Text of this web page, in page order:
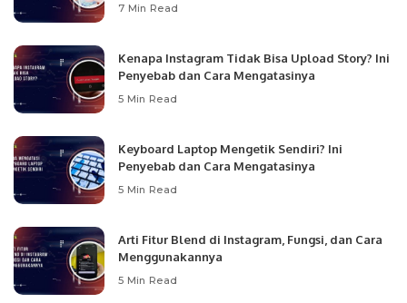
7 Min Read
Kenapa Instagram Tidak Bisa Upload Story? Ini
Penyebab dan Cara Mengatasinya
5 Min Read
Keyboard Laptop Mengetik Sendiri? Ini
Penyebab dan Cara Mengatasinya
5 Min Read
Arti Fitur Blend di Instagram, Fungsi, dan Cara
Menggunakannya
5 Min Read